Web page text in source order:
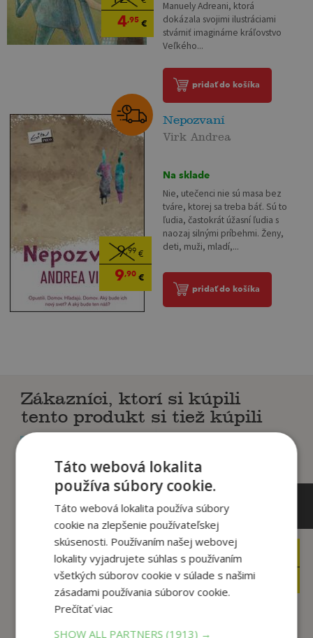
4,95€
Manuely Adreani, ktorá
dokázala svojimi ilustráciami
stvárniť imaginárne kráľovstvo
Veľkého...
pridať do košíka
9,99 €
9,90 €
Nepozvaní
Virk Andrea
Na sklade
Nie, utečenci nie sú masa bez
tváre, ktorej sa treba báť. Sú to
ľudia, častokrát úžasní ľudia s
naozaj silnými príbehmi. Ženy,
deti, muži, mladí,...
pridať do košíka
Zákazníci, ktorí si kúpili
tento produkt si tiež kúpili
7 €
3,95€
Čo vieš o kúzlach, Kocka hlavolam
Táto webová lokalita
používa súbory cookie.
Táto webová lokalita používa súbory
cookie na zlepšenie používateľskej
skúsenosti. Používaním našej webovej
lokality vyjadrujete súhlas s používaním
všetkých súborov cookie v súlade s našimi
zásadami používania súborov cookie.
Prečítať viac
SHOW ALL PARTNERS (1913) →